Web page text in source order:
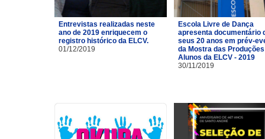
Entrevistas realizadas neste
ano de 2019 enriquecem o
registro histórico da ELCV.
01/12/2019
Escola Livre de Dança
apresenta documentário
seus 20 anos em prév-
da Mostra das
Alunos da ELCV - 2019
30/11/2019